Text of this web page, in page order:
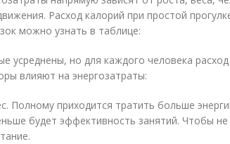
Расход калорий при простой
можно узнать в таблице:
усреднены, но для каждого человека
влияют на энергозатраты:
Полному приходится тратить больше
будет эффективность занятий. Чтобы не